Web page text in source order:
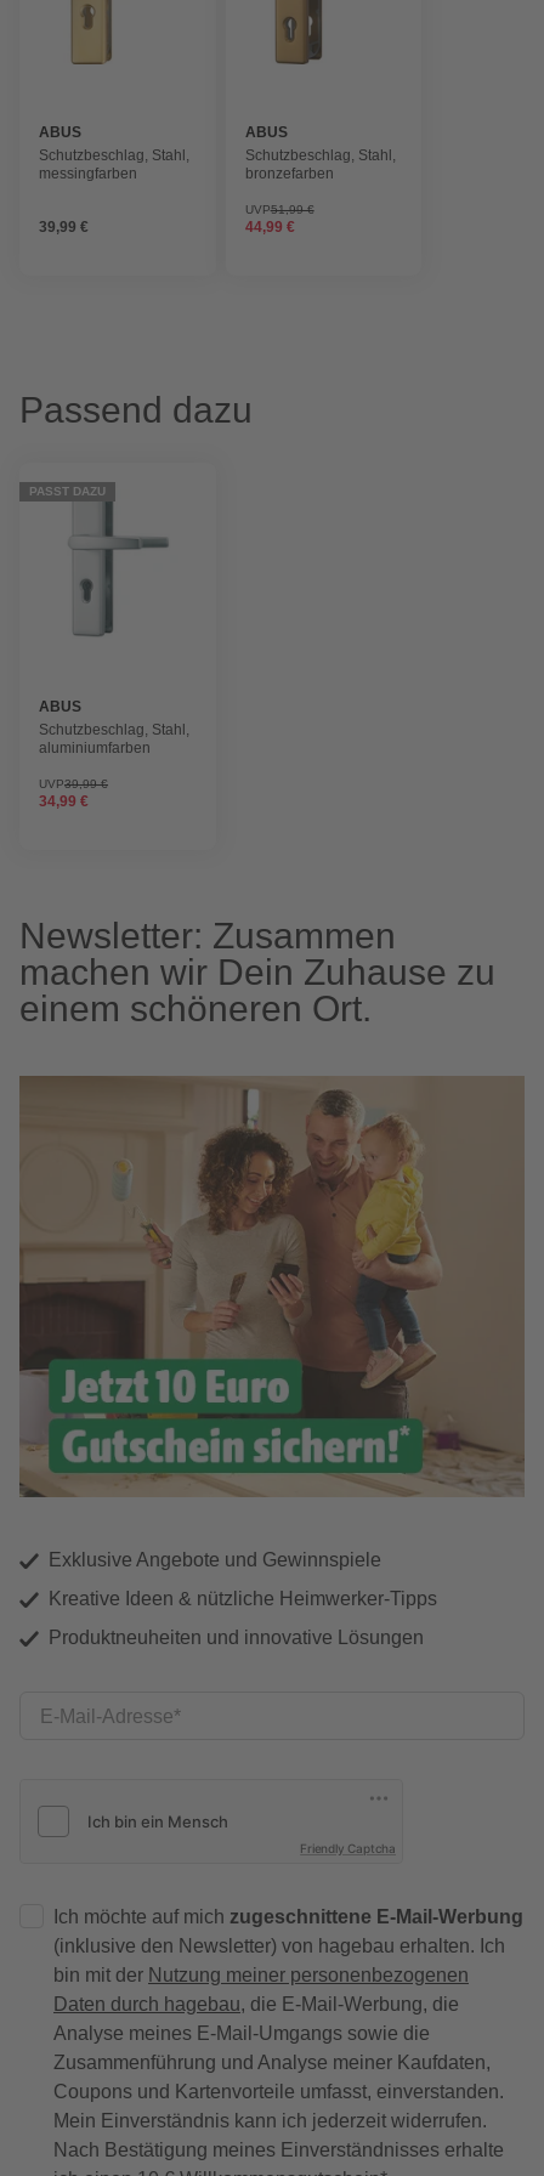
ABUS
Schutzbeschlag, Stahl,
messingfarben
39,99 €
ABUS
Schutzbeschlag, Stahl,
bronzefarben
UVP51,99 €
44,99 €
Passend dazu
PASST DAZU
ABUS
Schutzbeschlag, Stahl,
aluminiumfarben
UVP39,99 €
34,99 €
Newsletter: Zusammen
machen wir Dein Zuhause zu
einem schöneren Ort.
Exklusive Angebote und Gewinnspiele
Kreative Ideen & nützliche Heimwerker-Tipps
Produktneuheiten und innovative Lösungen
E-Mail-Adresse
Friendly Captcha
Ich möchte auf mich zugeschnittene E-Mail-Werbung
(inklusive den Newsletter) von hagebau erhalten. Ich
bin mit der Nutzung meiner personenbezogenen
Daten durch hagebau, die E-Mail-Werbung, die
Analyse meines E-Mail-Umgangs sowie die
Zusammenführung und Analyse meiner Kaufdaten,
Coupons und Kartenvorteile umfasst, einverstanden.
Mein Einverständnis kann ich jederzeit widerrufen.
Nach Bestätigung meines Einverständnisses erhalte